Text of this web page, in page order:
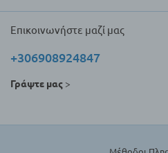
Επικοινωνήστε μαζί μας
+306908924847
Γράψτε μας >